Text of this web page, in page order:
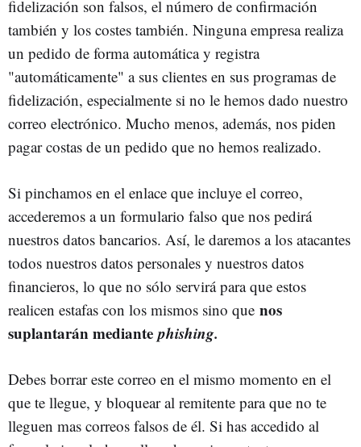
fidelización son falsos, el número de confirmación
también y los costes también. Ninguna empresa realiza
un pedido de forma automática y registra
"automáticamente" a sus clientes en sus programas de
fidelización, especialmente si no le hemos dado nuestro
correo electrónico. Mucho menos, además, nos piden
pagar costas de un pedido que no hemos realizado.
Si pinchamos en el enlace que incluye el correo,
accederemos a un formulario falso que nos pedirá
nuestros datos bancarios. Así, le daremos a los atacantes
todos nuestros datos personales y nuestros datos
financieros, lo que no sólo servirá para que estos
realicen estafas con los mismos sino que nos
suplantarán mediantephishing.
Debes borrar este correo en el mismo momento en el
que te llegue, y bloquear al remitente para que no te
lleguen mas correos falsos de él. Si has accedido al